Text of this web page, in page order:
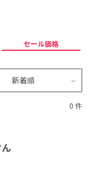
セール価格
新着順
0 件